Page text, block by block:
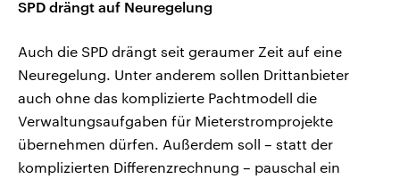
SPD drängt auf Neuregelung
Auch die SPD drängt seit geraumer Zeit auf eine
Neuregelung. Unter anderem sollen Drittanbieter
auch ohne das komplizierte Pachtmodell die
Verwaltungsaufgaben für Mieterstromprojekte
übernehmen dürfen. Außerdem soll – statt der
komplizierten Differenzrechnung – pauschal ein